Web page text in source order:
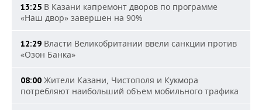
13:25 В Казани капремонт дворов по программе
«Наш двор» завершен на 90%
12:29 Власти Великобритании ввели санкции против
«Озон Банка»
08:00 Жители Казани, Чистополя и Кукмора
потребляют наибольший объем мобильного трафика